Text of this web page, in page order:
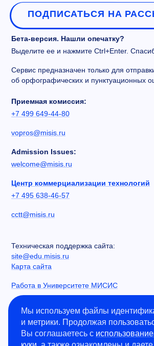
ПОДПИСАТЬСЯ НА
Бета-версия. Нашли опечатку?
Выделите ее и нажмите Ctrl+Enter.
Сервис предназначен только для
об орфографических и пунктуационных
Приемная комиссия:
+7 499 649-44-80
vopros@misis.ru
Admission Issues:
welcome@misis.ru
Центр коммерциализации технологий
+7 495 638-46-57
cctt@misis.ru
Техническая поддержка сайта:
site@edu.misis.ru
Карта сайта
Работа в Университете МИСИС
Сведения об образовательной
Информация о закупках
Противодействие коррупции
Мы используем файлы
и метрики. Продолжая
Вы соглашаетесь с